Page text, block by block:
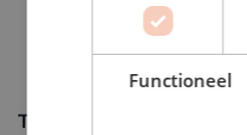
Technische specificaties
Functioneel